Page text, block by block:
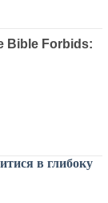
в глибоку